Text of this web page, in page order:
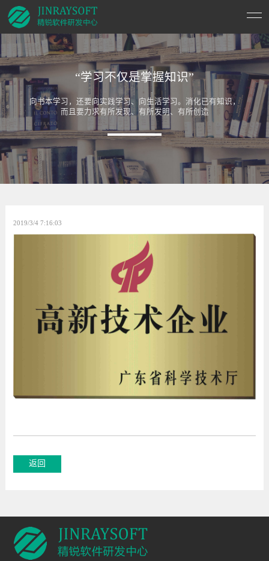
“学习不仅是掌握知识”
向书本学习，还要向实践学习、向生活学习。消化已有知识，
而且要力求有所发现、有所发明、有所创造
2019/3/4 7:16:03